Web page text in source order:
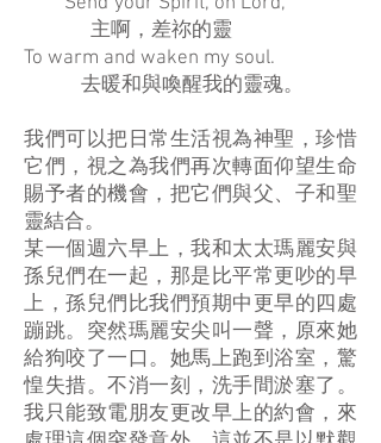
主啊，差祢的靈
To warm and waken my soul.
去暖和與喚醒我的靈魂。
我們可以把日常生活視為神聖，珍惜
它們，視之為我們再次轉面仰望生命
賜予者的機會，把它們與父、子和聖
靈結合。
某一個週六早上，我和太太瑪麗安與
孫兒們在一起，那是比平常更吵的早
上，孫兒們比我們預期中更早的四處
蹦跳。突然瑪麗安尖叫一聲，原來她
給狗咬了一口。她馬上跑到浴室，驚
惶失措。不消一刻，洗手間淤塞了。
我只能致電朋友更改早上的約會，來